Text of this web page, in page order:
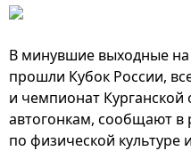
В минувшие выходные
прошли Кубок России,
и чемпионат
автогонкам, сообщают в
по физической культуре